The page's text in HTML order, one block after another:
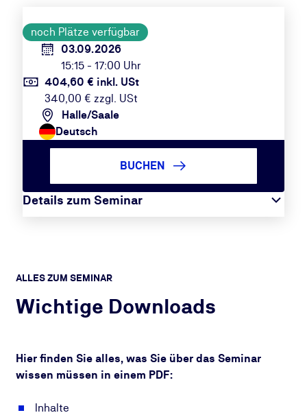
noch Plätze verfügbar
03.09.2026
15:15 - 17:00 Uhr
404,60 € inkl. USt
340,00 € zzgl. USt
Halle/Saale
Deutsch
Details zum Seminar
BUCHEN
ALLES ZUM SEMINAR
Wichtige Downloads
Hier finden Sie alles, was Sie über das Seminar
wissen müssen in einem PDF:
Inhalte